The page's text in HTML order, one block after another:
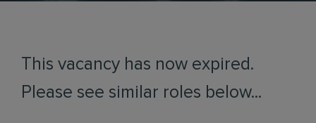
This vacancy has now expired.
Please see similar roles below...